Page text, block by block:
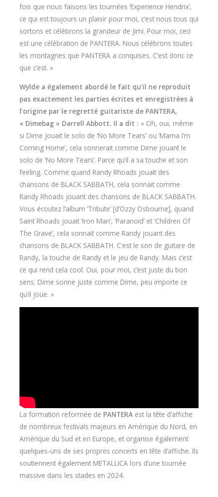
fois que nous faisons les tournées ‘Experience Hendrix’,
ce qui est toujours un plaisir pour moi, c’est nous tous qui
sortons et célébrons la grandeur de Jimi. Pour moi, ceci
est une célébration de PANTERA. Nous célébrons toutes
les montagnes que PANTERA a conquises. C’est donc ce
que c’est. »
Wylde a également abordé le fait qu’il ne reproduit
pas exactement les parties écrites et enregistrées à
l’origine par le regretté guitariste de PANTERA,
« Dimebag » Darrell Abbott. Il a dit : « Oh, oui, même
si Dime jouait le solo de ‘No More Tears’ ou ‘Mama I’m
Coming Home’, cela sonnerait comme Dime jouant le
solo de ‘No More Tears’. Parce qu’il a sa touche et son
feeling. Comme quand Randy Rhoads jouait des
chansons de BLACK SABBATH, cela sonnait comme
Randy Rhoads jouant des chansons de BLACK SABBATH.
Vous écoutez l’album ‘Tribute’ [d’Ozzy Osbourne], quand
Saint Rhoads jouait ‘Iron Man’, ‘Paranoid’ et ‘Children Of
The Grave’, cela sonnait comme Randy jouant des
chansons de BLACK SABBATH. C’est le son de guitare de
Randy, la touche de Randy et le jeu de Randy. Mais c’est
ce qui rend cela cool. Oui, pour moi, c’est juste du bon
sens. Dime sonne juste comme Dime, peu importe ce
qu’il joue. »
La formation reformée de PANTERA est la tête d’affiche
de nombreux festivals majeurs en Amérique du Nord, en
Amérique du Sud et en Europe, et organise également
quelques-uns de ses propres concerts en tête d’affiche. Ils
soutiennent également METALLICA lors d’une tournée
massive dans les stades en 2024.